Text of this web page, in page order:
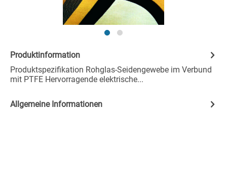
Produktinformation
Produktspezifikation Rohglas-Seidengewebe im Verbund
mit PTFE Hervorragende elektrische...
Allgemeine Informationen